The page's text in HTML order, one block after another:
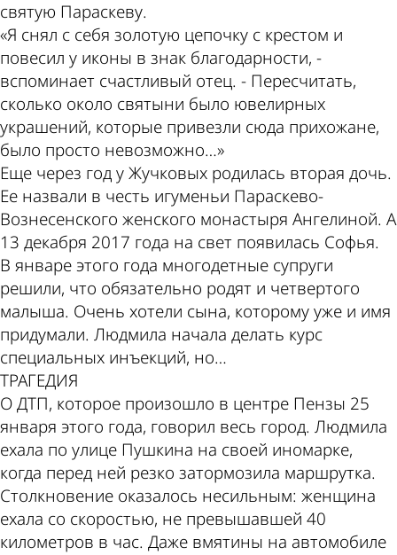
святую Параскеву.
«Я снял с себя золотую цепочку с крестом и
повесил у иконы в знак благодарности, -
вспоминает счастливый отец. - Пересчитать,
сколько около святыни было ювелирных
украшений, которые привезли сюда прихожане,
было просто невозможно…»
Еще через год у Жучковых родилась вторая дочь.
Ее назвали в честь игуменьи Параскево-
Вознесенского женского монастыря Ангелиной. А
13 декабря 2017 года на свет появилась Софья.
В январе этого года многодетные супруги
решили, что обязательно родят и четвертого
малыша. Очень хотели сына, которому уже и имя
придумали. Людмила начала делать курс
специальных инъекций, но…
ТРАГЕДИЯ
О ДТП, которое произошло в центре Пензы 25
января этого года, говорил весь город. Людмила
ехала по улице Пушкина на своей иномарке,
когда перед ней резко затормозила маршрутка.
Столкновение оказалось несильным: женщина
ехала со скоростью, не превышавшей 40
километров в час. Даже вмятины на автомобиле